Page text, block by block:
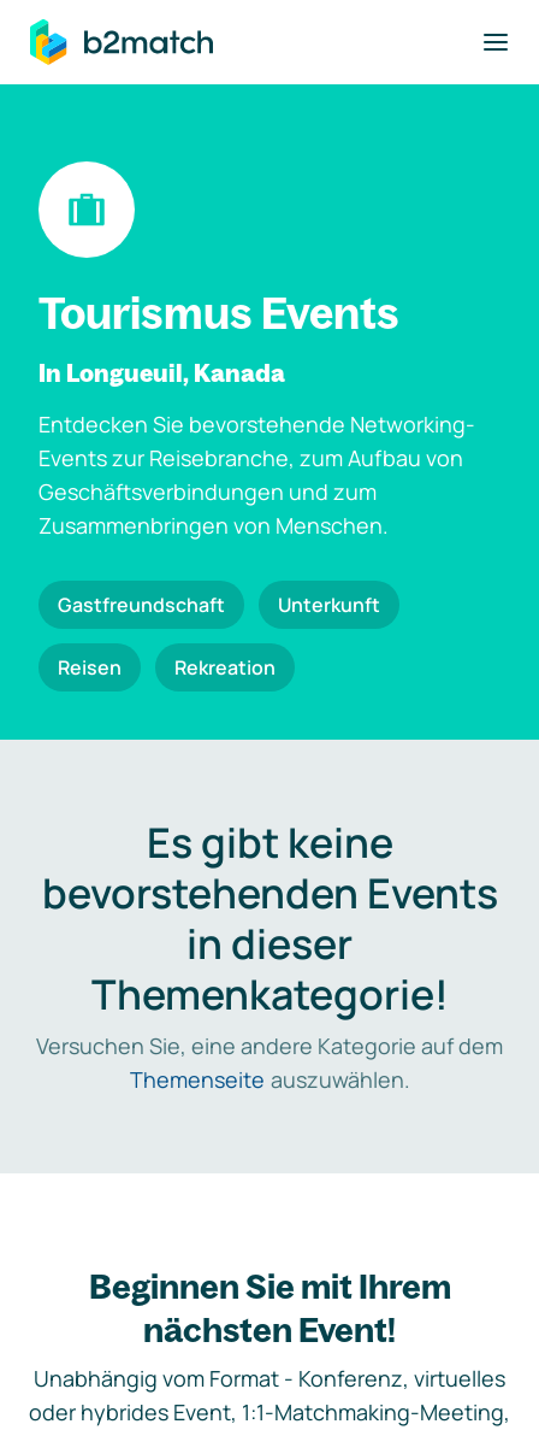
springen
Tourismus Events
In Longueuil, Kanada
Entdecken Sie bevorstehende Networking-
Events zur Reisebranche, zum Aufbau von
Geschäftsverbindungen und zum
Zusammenbringen von Menschen.
Gastfreundschaft Unterkunft
Reisen Rekreation
Es gibt keine
bevorstehenden Events
in dieser
Themenkategorie!
Versuchen Sie, eine andere Kategorie auf dem
Themenseite auszuwählen.
Beginnen Sie mit Ihrem
nächsten Event!
Unabhängig vom Format - Konferenz, virtuelles
oder hybrides Event, 1:1-Matchmaking-Meeting,